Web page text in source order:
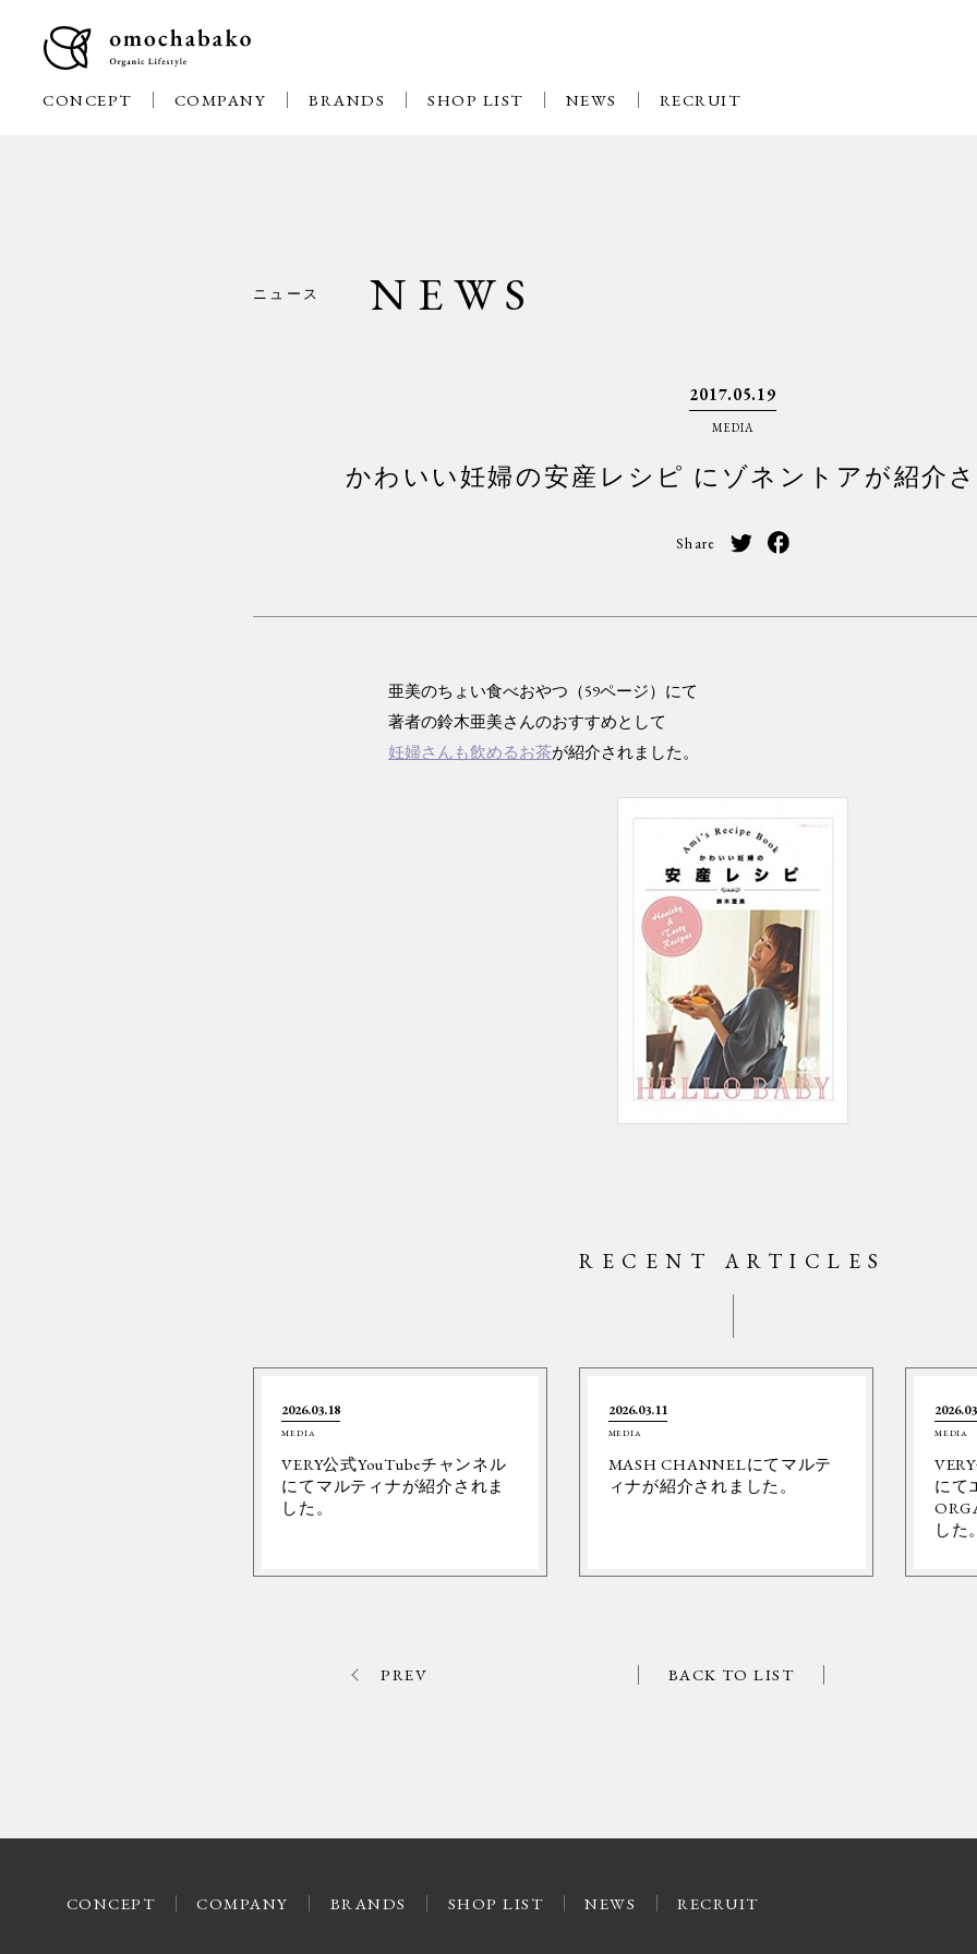
CONCEPT COMPANY BRANDS SHOP LIST NEWS RECRUIT
ニュース NEWS
2017.05.19
MEDIA
かわいい妊婦の安産レシピ にゾネントアが紹介さ
Share
亜美のちょい食べおやつ（59ページ）にて
著者の鈴木亜美さんのおすすめとして
妊婦さんも飲めるお茶が紹介されました。
RECENT ARTICLES
2026.03.18
MEDIA
VERY公式YouTubeチャンネル
にてマルティナが紹介されま
した。
2026.03.11
MEDIA
MASH CHANNELにてマルテ
ィナが紹介されました。
MEDIA
にて
した。
PREV BACK TO LIST
CONCEPT COMPANY BRANDS SHOP LIST NEWS RECRUIT